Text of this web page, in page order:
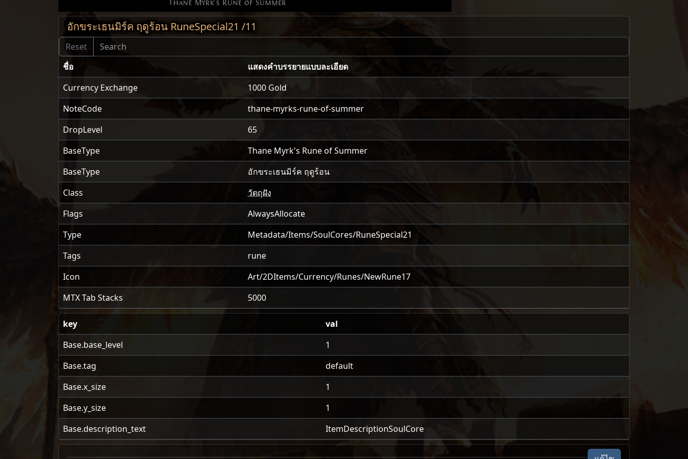
Thane Myrk's Rune of Summer
อักขระเธนมิร์ค ฤดูร้อน RuneSpecial21 /11
ชื่อ
แสดงคำบรรยายแบบละเอียด
Currency Exchange
1000 Gold
NoteCode
thane-myrks-rune-of-summer
DropLevel
65
BaseType
Thane Myrk's Rune of Summer
BaseType
อักขระเธนมิร์ค ฤดูร้อน
Class
วัตถุฝัง
Flags
AlwaysAllocate
Type
Metadata/Items/SoulCores/RuneSpecial21
Tags
rune
Icon
Art/2DItems/Currency/Runes/NewRune17
MTX Tab Stacks
5000
key
val
Base.base_level
1
Base.tag
default
Base.x_size
1
Base.y_size
1
Base.description_text
ItemDescriptionSoulCore